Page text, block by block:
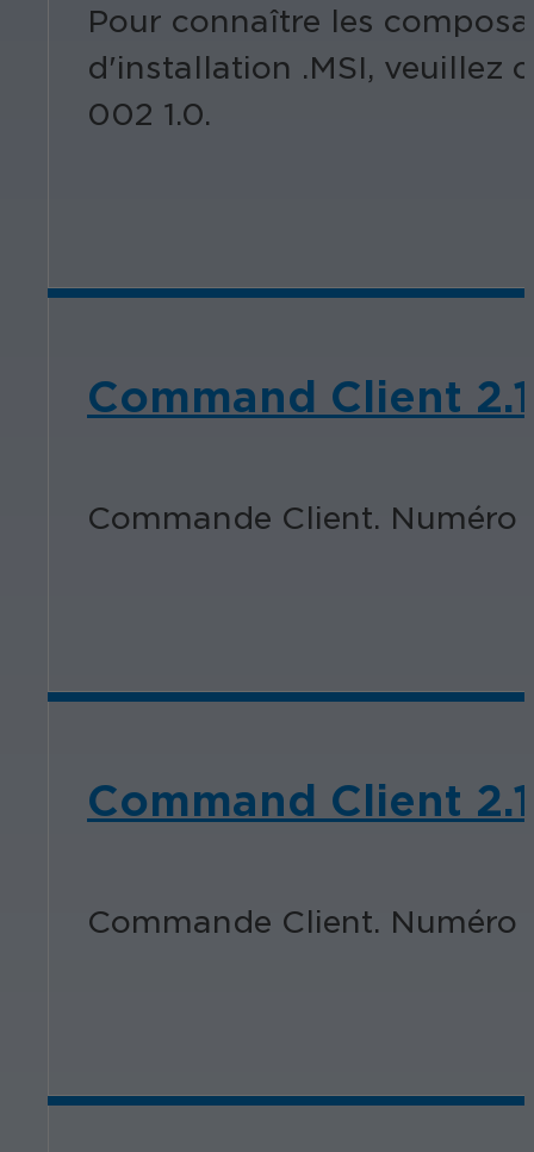
Pour connaître les
d'installation .MSI, veuillez
002 1.0.
Command Client
Commande Client. Numéro
Command Client
Commande Client. Numéro